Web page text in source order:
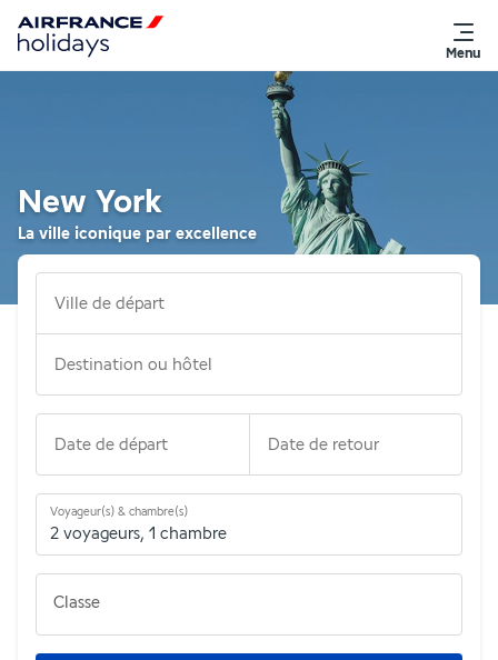
Menu
New York
La ville iconique par excellence
Ville de départ
Destination ou hôtel
Date de départ Date de retour
Voyageur(s) & chambre(s)
2 voyageurs, 1 chambre
Classe